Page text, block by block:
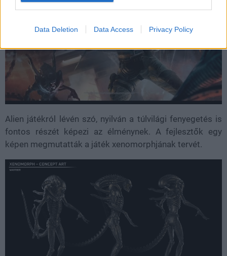
Data Deletion Data Access Privacy Policy
Alien játékról lévén szó, nyilván a túlvilági fenyegetés is
fontos részét képezi az élménynek. A fejlesztők egy
képen megmutatták a játék xenomorphjának tervét.